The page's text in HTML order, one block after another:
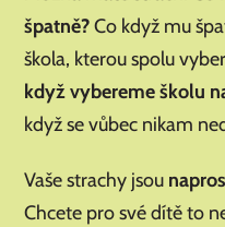
špatně?Co když mu
škola, kterou spolu
když vybereme školu
když se vůbec nikam
Vaše strachy jsou
Chcete pro své dítě to